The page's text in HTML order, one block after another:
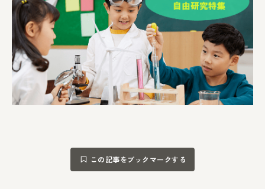
この記事をブックマークする